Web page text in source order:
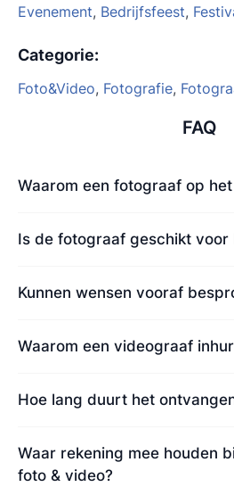
Evenement, Bedrijfsfeest,
Categorie:
Foto&Video, Fotografie,
FAQ
Waarom een fotograaf op
Is de fotograaf geschikt voor
Kunnen wensen vooraf
Waarom een videograaf
Hoe lang duurt het
Waar rekening mee houden
foto & video?